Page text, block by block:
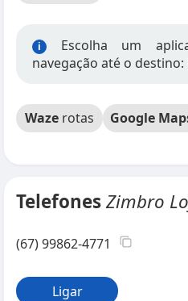
i
Escolha um
navegação até o destino:
Waze rotas Google
TelefonesZimbro
(67) 99862-4771
Ligar